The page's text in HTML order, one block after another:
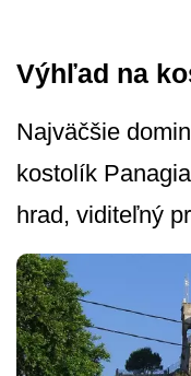
Výhľad na
Najväčšie
kostolík
hrad, viditeľný